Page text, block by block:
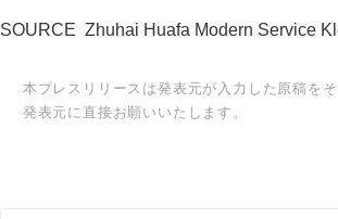
SOURCE Zhuhai Huafa Modern Service
本プレスリリースは発表元が入力した原稿を
発表元に直接お願いいたします。